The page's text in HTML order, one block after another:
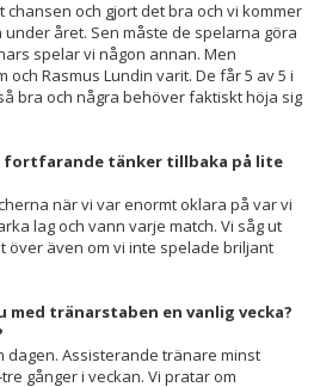
och gjort det bra och vi kommer
året. Sen måste de spelarna göra
spelar vi någon annan. Men
och Rasmus Lundin varit. De får 5 av 5 i
bra och några behöver faktiskt höja sig
fortfarande tänker tillbaka på lite
när vi var enormt oklara på var vi
lag och vann varje match. Vi såg ut
över även om vi inte spelade briljant
tränarstaben en vanlig vecka?
dagen. Assisterande tränare minst
gånger i veckan. Vi pratar om